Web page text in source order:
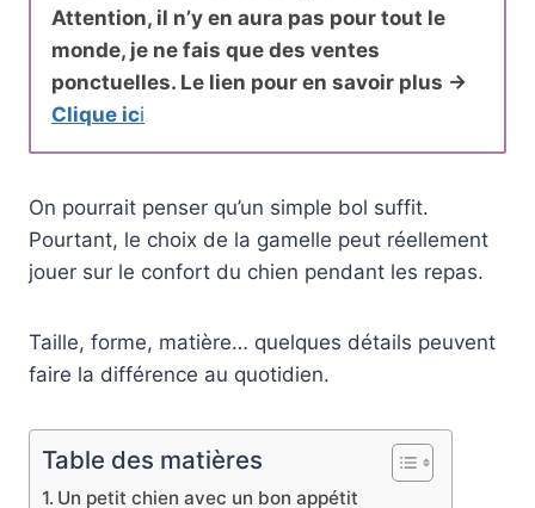
Attention, il n’y en aura pas pour tout le
monde, je ne fais que des ventes
ponctuelles. Le lien pour en savoir plus ->
Clique ici
On pourrait penser qu’un simple bol suffit.
Pourtant, le choix de la gamelle peut réellement
jouer sur le confort du chien pendant les repas.
Taille, forme, matière… quelques détails peuvent
faire la différence au quotidien.
Table des matières
Un petit chien avec un bon appétit